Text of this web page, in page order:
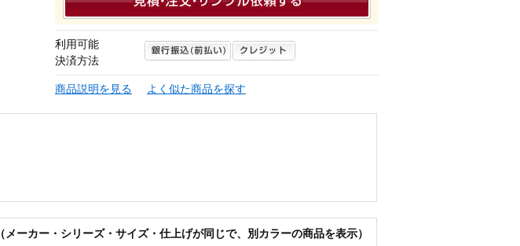
利用可能
決済方法
商品説明を見る よく似た商品を探す
（メーカー・シリーズ・サイズ・仕上げが同じで、別カラーの商品を表示）